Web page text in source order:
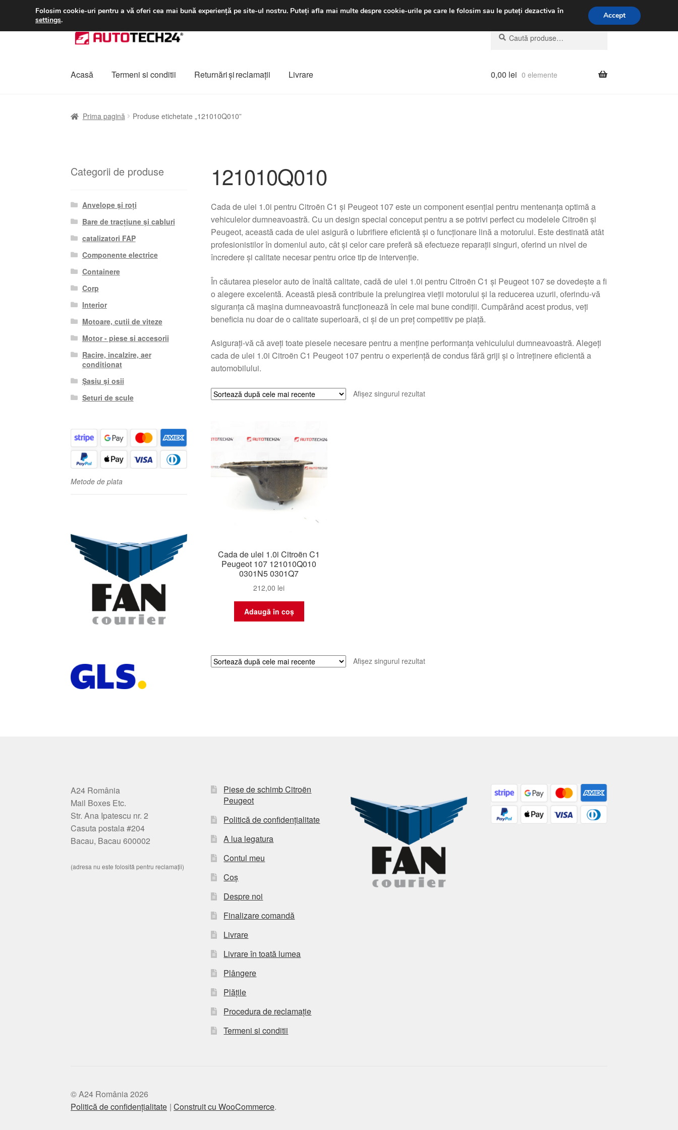
LIVRARE de la 33 lei luni-vineri 9 a.m. - 4 p.m.031 229 6816
Sari
la
Sari
la
Caută
după:
Caută
Acasă Termeni si conditii Returnări şi reclamații Livrare 0,00 lei 0 elemente
Prima pagină Produse etichetate „121010Q010”
121010Q010
Cada de ulei 1.0i pentru Citroën C1 și Peugeot 107 este un component esențial pentru mentenanța optimă a
vehiculelor dumneavoastră. Cu un design special conceput pentru a se potrivi perfect cu modelele Citroën și
Peugeot, această cada de ulei asigură o lubrifiere eficientă și o funcționare lină a motorului. Este destinată atât
profesionistilor în domeniul auto, cât și celor care preferă să efectueze reparații singuri, oferind un nivel de
încredere și calitate necesar pentru orice tip de intervenție.
În căutarea pieselor auto de înaltă calitate, cadă de ulei 1.0i pentru Citroën C1 și Peugeot 107 se dovedește a fi
o alegere excelentă. Această piesă contribuie la prelungirea vieții motorului și la reducerea uzurii, oferindu-vă
siguranța că mașina dumneavoastră funcționează în cele mai bune condiții. Cumpărând acest produs, veți
beneficia nu doar de o calitate superioară, ci și de un preț competitiv pe piață.
Asigurați-vă că aveți toate piesele necesare pentru a menține performanța vehiculului dumneavoastră. Alegeți
cada de ulei 1.0i Citroën C1 Peugeot 107 pentru o experiență de condus fără griji și o întreținere eficientă a
automobilului.
Afișez singurul rezultat
Cada de ulei 1.0i Citroën C1
Peugeot 107 121010Q010
0301N5 0301Q7
212,00 lei
Adaugă în coș
Afișez singurul rezultat
Categorii de produse
Anvelope și roți
Bare de tracțiune și cabluri
catalizatori FAP
Componente electrice
Containere
Corp
Interior
Motoare, cutii de viteze
Motor - piese si accesorii
Racire, incalzire, aer
conditionat
Șasiu și osii
Seturi de scule
Metode de plata
A24 România
Mail Boxes Etc.
Str. Ana Ipatescu nr. 2
Casuta postala #204
Bacau, Bacau 600002
(adresa nu este folosită pentru reclamații)
Piese de schimb Citroën
Peugeot
Politică de confidențialitate
A lua legatura
Contul meu
Coș
Despre noi
Finalizare comandă
Livrare
Livrare în toată lumea
Plângere
Plățile
Procedura de reclamație
Termeni si conditii
© A24 România 2026
Politică de confidențialitate Construit cu WooCommerce.
Folosim cookie-uri pentru a vă oferi cea mai bună experiență pe site-ul nostru. Puteți afla mai multe despre cookie-urile pe care le folosim sau le puteți dezactiva în
settings. Accept